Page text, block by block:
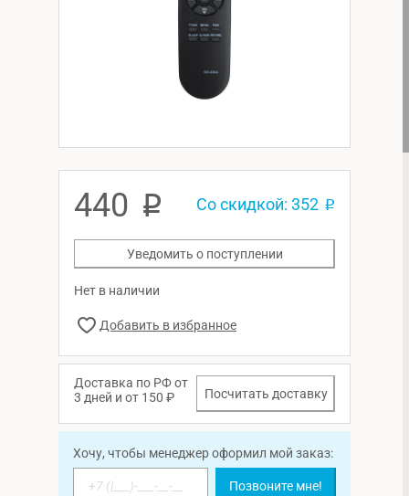
440 p Со скидкой: 352 p
Уведомить о поступлении
Нет в наличии
Доставка по РФ от
3 дней и от 150 ₽
Посчитать доставку
Хочу, чтобы менеджер оформил мой заказ:
Позвоните мне!